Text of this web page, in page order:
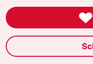
Seitenwende 